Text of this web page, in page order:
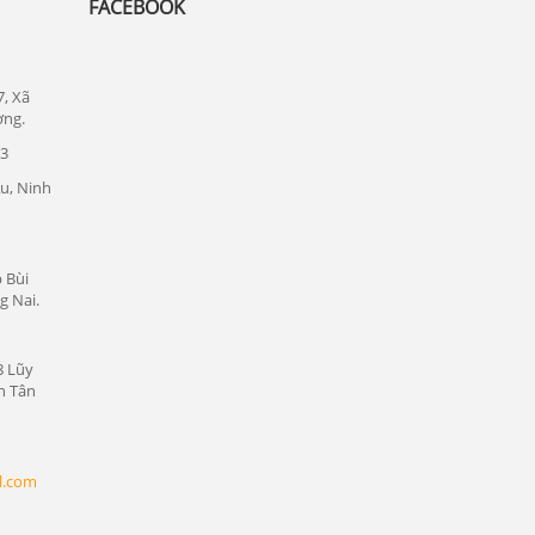
Đức
Xã
Ninh
Bùi
Nai.
Lũy
Tân
FACEBOOK